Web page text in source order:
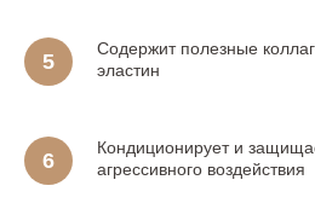
Содержит полезные
эластин
Кондиционирует и
агрессивного воздействия